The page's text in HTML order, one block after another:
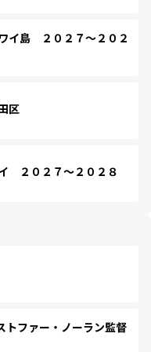
島 ２０２７～２０２
区
２０２７～２０２８
ファー・ノーラン監督